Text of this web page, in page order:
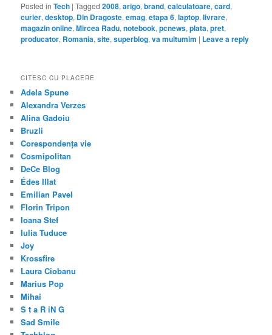
Posted in Tech |Tagged 2008,arigo,brand,calculatoare,card,
curier,desktop, Din Dragoste,emag,etapa 6,laptop,livrare,
magazin online,Mircea Radu,notebook,pcnews,plata,pret,
producator, Romania,site,superblog,va multumim | Leave a reply
CITESC CU PLACERE
Adela Spune
Alexandra Verzes
Alina Gadoiu
Bruzli
Corespondența vie
Cosmipolitan
DeCe Blog
Édes Illat
Emilian Pavel
Florin Tripon
Ioana Stef
Iulia Tuduce
Joy
Krossfire
Laura Ciobanu
Marius Pop
Mihai
S t a R iN G
Sad Smile